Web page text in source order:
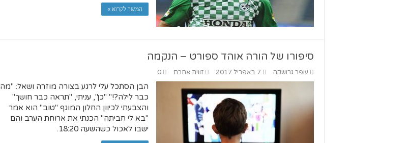
המשך לקרוא »
סיפורו של הורה אוהד ספורט – הנקמה
עופר גרושקה 7 באפריל 2017 זווית אחרת 0
הבן הסתכל עלי לרגע בצורה מוזרה ושאל: "מה
כבר לילה?!" "כן", עניתי, "תראה כבר חושך"
והצבעתי לכיוון החלון המוגף "טוב" הוא אמר
"בא לי חביתה" הכנתי את ארוחת הערב והם
ישבו לאכול כשהשעה 18:20.